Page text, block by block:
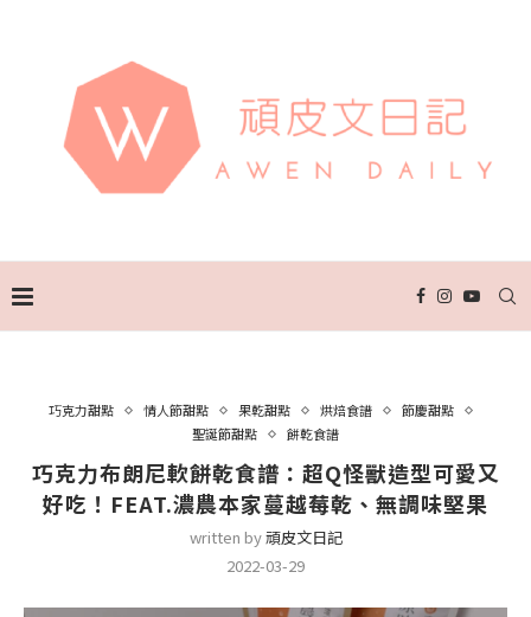
巧克力甜點 情人節甜點 果乾甜點 烘焙食譜
節慶甜點
聖誕節甜點
餅乾食譜
巧克力布朗尼軟餅乾食譜：超Q怪獸造型可愛又
好吃！FEAT.濃農本家蔓越莓乾、無調味堅果
written by頑皮文日記
2022-03-29